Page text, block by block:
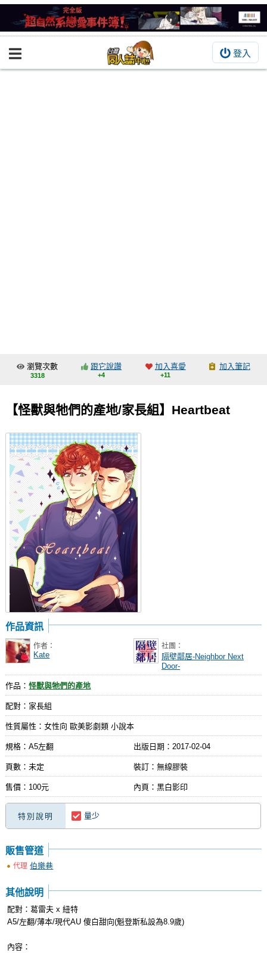
登入
BOOKY書集倉庫
交流中心
會員功能選單
會員中心
註冊會員
登入
瀏覽次數
3318
跟它說讚
+4
加入喜愛
+11
加入筆記
【怪獸與牠們的產地/家長組】Heartbeat
作品資訊
作者：
Kate
社團：
隔壁鄰居-Neighbor Next
Door-
作品：怪獸與牠們的產地
配對：家長組
性質屬性：女性向 歐美影劇類 小說本
規格：A5左翻 出版日期： 2017-02-04
頁數：未定 裝訂：無線膠裝
售價：100元 內頁：黑白影印
特別說明 量少
販售管道
代理 伯樂巷
其他說明
配對：葛雷夫 x 紐特
A5/左翻/薄本/現代AU 傻白甜向(魁登斯私設為8.9歲)
內容：